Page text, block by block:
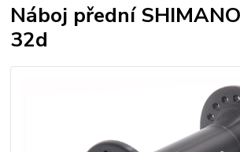
Náboj přední
32d